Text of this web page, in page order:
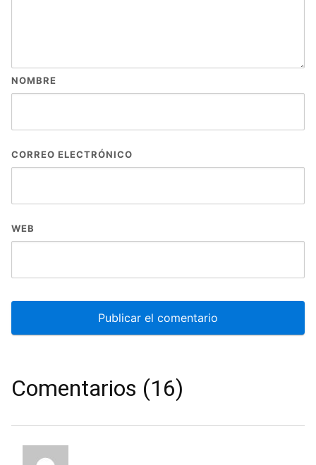
NOMBRE
CORREO ELECTRÓNICO
WEB
Comentarios (16)